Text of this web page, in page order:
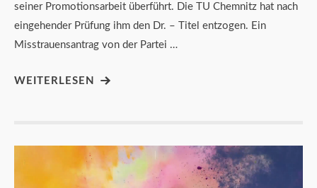
seiner Promotionsarbeit überführt. Die TU Chemnitz hat nach
eingehender Prüfung ihm den Dr. – Titel entzogen. Ein
Misstrauensantrag von der Partei …
WEITERLESEN